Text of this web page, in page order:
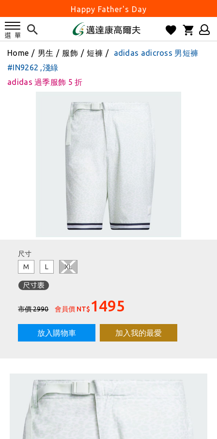
父親節優惠實施中
2026邁達康盃 開始受理報名
防詐騙! 勿信來路不明連結及優惠
歡迎體驗公益店Friends Screen模擬器
刷台新卡滿 $6000 分 3 期 0 利率
Golf Point 會員回饋積點
消費滿 $2000 享免運
Happy Father's Day
父親節優惠實施中
2026邁達康盃 開始受理報名
防詐騙! 勿信來路不明連結及優惠
歡迎體驗公益店Friends Screen模擬器
刷台新卡滿 $6000 分 3 期 0 利率
Home / 男生 / 服飾 / 短褲 /
adidas adicross 男短褲
#IN9262 ,淺綠
adidas 過季服飾 5 折
尺寸
M
L XL
市價 2990 會員價 NT$ 1495
放入購物車 加入我的最愛